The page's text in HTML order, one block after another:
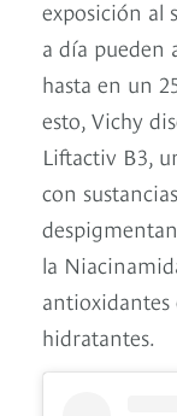
exposición al
a día pueden
hasta en un
esto, Vichy
Liftactiv B3,
con sustancias
la
antioxidantes
hidratantes.